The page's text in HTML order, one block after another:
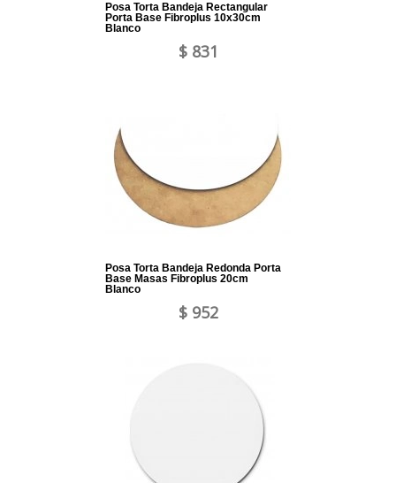
Posa Torta Bandeja Rectangular
Porta Base Fibroplus 10x30cm
Blanco
$ 831
Posa Torta Bandeja Redonda Porta
Base Masas Fibroplus 20cm
Blanco
$ 952